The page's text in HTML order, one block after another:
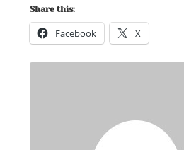
Share this:
Facebook X